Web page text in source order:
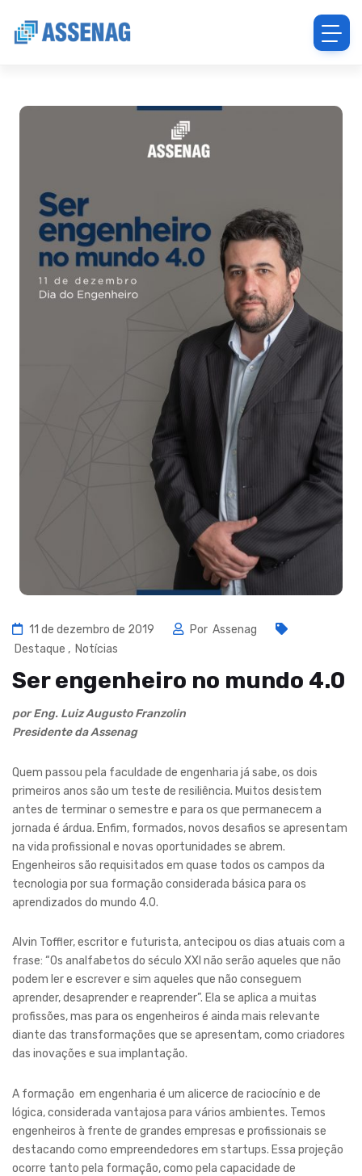
11 de dezembro de 2019 Por Assenag
Destaque , Notícias
Ser engenheiro no mundo 4.0
por Eng. Luiz Augusto Franzolin
Presidente da Assenag
Quem passou pela faculdade de engenharia já sabe, os dois
primeiros anos são um teste de resiliência. Muitos desistem
antes de terminar o semestre e para os que permanecem a
jornada é árdua. Enfim, formados, novos desafios se apresentam
na vida profissional e novas oportunidades se abrem.
Engenheiros são requisitados em quase todos os campos da
tecnologia por sua formação considerada básica para os
aprendizados do mundo 4.0.
Alvin Toffler, escritor e futurista, antecipou os dias atuais com a
frase: “Os analfabetos do século XXI não serão aqueles que não
podem ler e escrever e sim aqueles que não conseguem
aprender, desaprender e reaprender”. Ela se aplica a muitas
profissões, mas para os engenheiros é ainda mais relevante
diante das transformações que se apresentam, como criadores
das inovações e sua implantação.
A formação em engenharia é um alicerce de raciocínio e de
lógica, considerada vantajosa para vários ambientes. Temos
engenheiros à frente de grandes empresas e profissionais se
destacando como empreendedores em startups. Essa projeção
ocorre tanto pela formação, como pela capacidade de